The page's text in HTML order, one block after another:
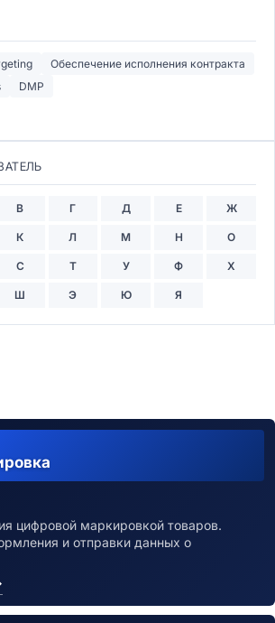
Обеспечение исполнения контракта
DMP
В Г Д Е Ж
К Л М Н О
С Т У Ф Х
Ш Э Ю Я
цифровой маркировкой товаров.
и отправки данных о